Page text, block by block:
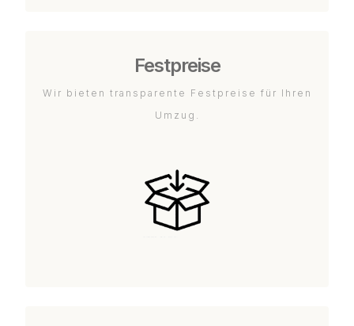
Festpreise
Wir bieten transparente Festpreise für Ihren
Umzug.